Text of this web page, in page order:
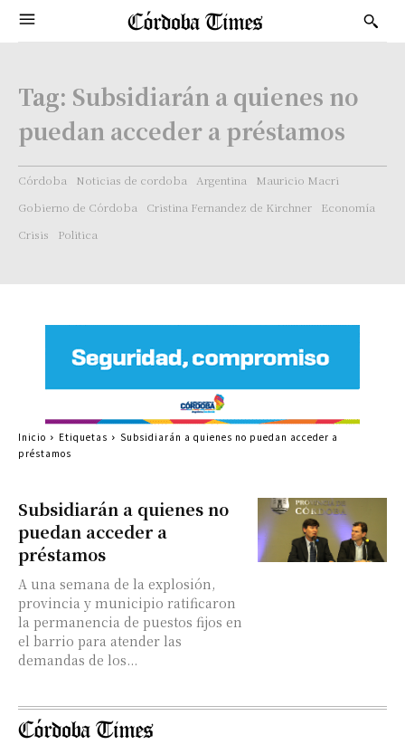
Tag: Subsidiarán a quienes no
puedan acceder a préstamos
Córdoba Noticias de cordoba Argentina
Mauricio Macri
Gobierno de Córdoba
Cristina Fernandez de Kirchner
Economía
Crisis
Politica
Subsidiarán a quienes no
puedan acceder a
préstamos
A una semana de la explosión,
provincia y municipio ratificaron
la permanencia de puestos fijos en
el barrio para atender las
demandas de los...
Inicio Etiquetas
Subsidiarán a quienes no puedan acceder a
préstamos